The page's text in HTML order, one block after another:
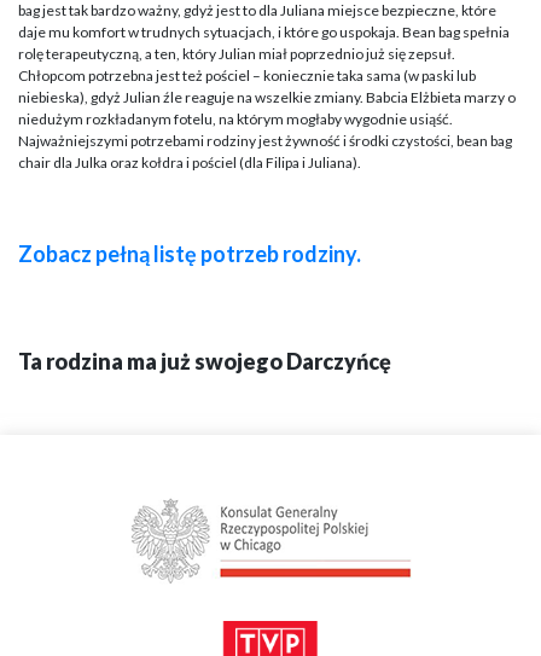
bag jest tak bardzo ważny, gdyż jest to dla Juliana miejsce bezpieczne, które
daje mu komfort w trudnych sytuacjach, i które go uspokaja. Bean bag spełnia
rolę terapeutyczną, a ten, który Julian miał poprzednio już się zepsuł.
Chłopcom potrzebna jest też pościel – koniecznie taka sama (w paski lub
niebieska), gdyż Julian źle reaguje na wszelkie zmiany. Babcia Elżbieta marzy o
niedużym rozkładanym fotelu, na którym mogłaby wygodnie usiąść.
Najważniejszymi potrzebami rodziny jest żywność i środki czystości, bean bag
chair dla Julka oraz kołdra i pościel (dla Filipa i Juliana).
Zobacz pełną listę potrzeb rodziny.
Ta rodzina ma już swojego Darczyńcę